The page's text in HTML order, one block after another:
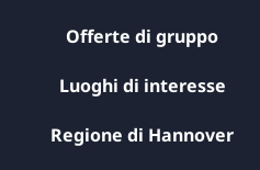
Offerte di gruppo
Luoghi di interesse
Regione di Hannover